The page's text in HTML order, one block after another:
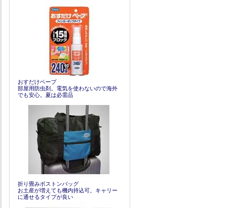
おすだけベープ
部屋用防虫剤。電気を使わないので海外
でも安心。夏は必需品
折り畳みボストンバッグ
お土産が増えても機内持込可。キャリー
に通せるタイプが良い